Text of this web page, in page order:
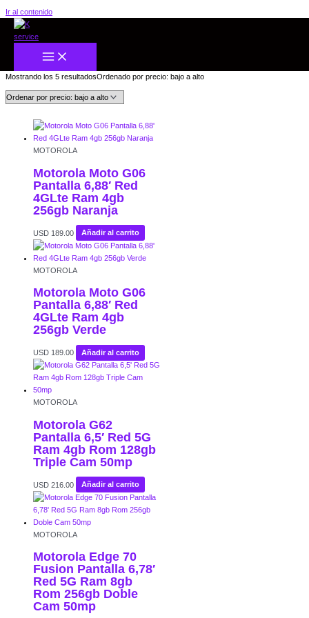
Ir al contenido
Inicio/CELULARES
MOTOROLA
Mostrando los 5 resultadosOrdenado por precio: bajo a alto
MOTOROLA
Motorola Moto G06
Pantalla 6,88′ Red
4GLte Ram 4gb
256gb Naranja
USD 189.00 Añadir al carrito
MOTOROLA
Motorola Moto G06
Pantalla 6,88′ Red
4GLte Ram 4gb
256gb Verde
USD 189.00 Añadir al carrito
MOTOROLA
Motorola G62
Pantalla 6,5′ Red 5G
Ram 4gb Rom 128gb
Triple Cam 50mp
USD 216.00 Añadir al carrito
MOTOROLA
Motorola Edge 70
Fusion Pantalla 6,78′
Red 5G Ram 8gb
Rom 256gb Doble
Cam 50mp